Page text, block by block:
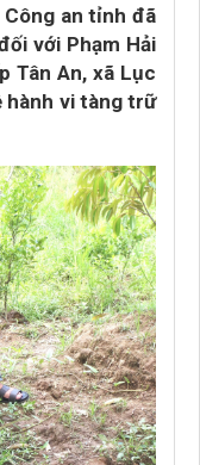
an tỉnh đã
với Phạm Hải
Tân An, xã Lục
hành vi tàng trữ